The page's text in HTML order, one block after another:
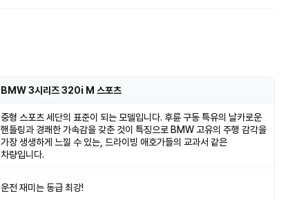
BMW 3시리즈 320i M 스포츠
중형 스포츠 세단의 표준이 되는 모델입니다. 후륜 구동 특유의 날카로운
핸들링과 경쾌한 가속감을 갖춘 것이 특징으로 BMW 고유의 주행 감각을
가장 생생하게 느낄 수 있는, 드라이빙 애호가들의 교과서 같은
차량입니다.
운전 재미는 동급 최강!